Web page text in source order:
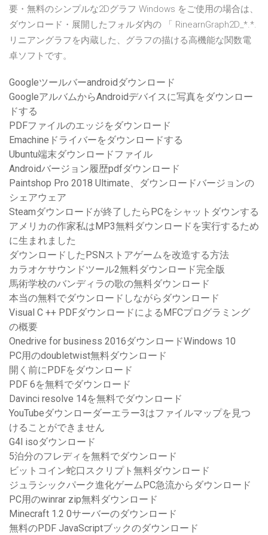
要・無料のシンプルな2Dグラフ Windows をご使用の場合は、
ダウンロード・展開したフォルダ内の 「 RinearnGraph2D_*.*.
リニアングラフを内蔵した、グラフの描ける高機能な関数電
卓ソフトです。
Googleツールバーandroidダウンロード
GoogleアルバムからAndroidデバイスに写真をダウンロー
ドする
PDFファイルのエッジをダウンロード
Emachineドライバーをダウンロードする
Ubuntu端末ダウンロードファイル
Androidバージョン履歴pdfダウンロード
Paintshop Pro 2018 Ultimate、ダウンロードバージョンの
シェアウェア
Steamダウンロードが終了したらPCをシャットダウンする
アメリカの作家私はMP3無料ダウンロードを実行するため
に生まれました
ダウンロードしたPSNストアゲームを改造する方法
カラオケサウンドツール2無料ダウンロード完全版
馬術学校のバンディラの歌の無料ダウンロード
本当の無料でダウンロードしながらダウンロード
Visual C ++ PDFダウンロードによるMFCプログラミング
の概要
Onedrive for business 2016ダウンロードWindows 10
PC用のdoubletwist無料ダウンロード
開く前にPDFをダウンロード
PDF 6を無料でダウンロード
Davinci resolve 14を無料でダウンロード
YouTubeダウンローダーエラー3はファイルマップを見つ
けることができません
G4l isoダウンロード
5泊分のフレディを無料でダウンロード
ビットコイン蛇口スクリプト無料ダウンロード
ジュラシックパーク進化ゲームPC急流からダウンロード
PC用のwinrar zip無料ダウンロード
Minecraft 1.2 0サーバーのダウンロード
無料のPDF JavaScriptブックのダウンロード